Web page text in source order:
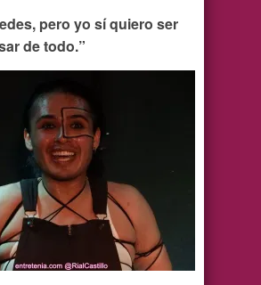
pero yo sí quiero ser
de todo.”